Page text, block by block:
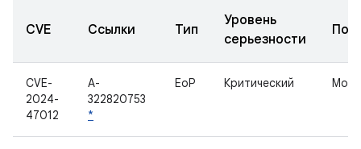
CVE Ссылки Тип
Уровень
серьезности
CVE-
2024-
47012
A-
322820753
*
EoP Критический